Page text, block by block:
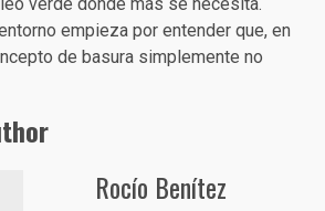
verde donde más se necesita.
empieza por entender que, en
de basura simplemente no
Rocío Benítez